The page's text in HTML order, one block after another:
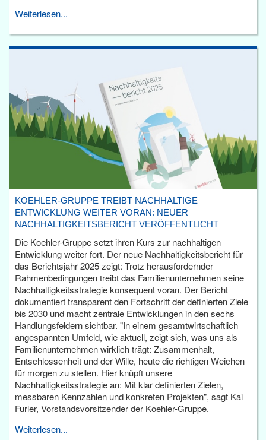
Weiterlesen...
KOEHLER-GRUPPE TREIBT NACHHALTIGE
ENTWICKLUNG WEITER VORAN: NEUER
NACHHALTIGKEITSBERICHT VERÖFFENTLICHT
Die Koehler-Gruppe setzt ihren Kurs zur nachhaltigen
Entwicklung weiter fort. Der neue Nachhaltigkeitsbericht für
das Berichtsjahr 2025 zeigt: Trotz herausfordernder
Rahmenbedingungen treibt das Familienunternehmen seine
Nachhaltigkeitsstrategie konsequent voran. Der Bericht
dokumentiert transparent den Fortschritt der definierten Ziele
bis 2030 und macht zentrale Entwicklungen in den sechs
Handlungsfeldern sichtbar. "In einem gesamtwirtschaftlich
angespannten Umfeld, wie aktuell, zeigt sich, was uns als
Familienunternehmen wirklich trägt: Zusammenhalt,
Entschlossenheit und der Wille, heute die richtigen Weichen
für morgen zu stellen. Hier knüpft unsere
Nachhaltigkeitsstrategie an: Mit klar definierten Zielen,
messbaren Kennzahlen und konkreten Projekten", sagt Kai
Furler, Vorstandsvorsitzender der Koehler-Gruppe.
Weiterlesen...